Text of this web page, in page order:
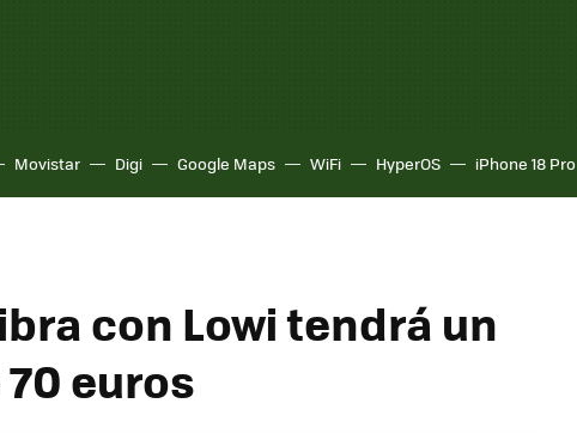
Movistar Digi Google Maps WiFi HyperOS iPhone 18 Pro
con Lowi tendrá un
euros